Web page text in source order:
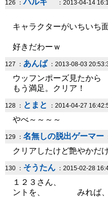
126 ：ハルキ ：2013-04-14
キャラクターがいちいち
好きだわーｗ
127 ： あんば ：2013-08-03
ウッフンポーズ見たから
もう満足。クリア！
128 ： とまと ：2014-04-27
やべ～～～～
129 ： 名無しの脱出ゲーマー
クリアしたけど艶やかだ
130 ： そうたん ：2015-02-28
１２３さん、
ントを、 みれば、わ